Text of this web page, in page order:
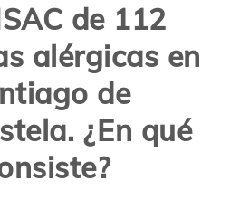
de 112
alérgicas en
de
¿En qué